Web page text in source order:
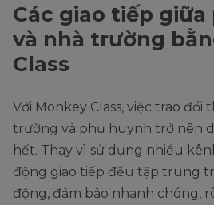
Các giao tiếp
và nhà trường
Class
Với Monkey Class, việc trao đổi
trường và phụ huynh trở nên
hết. Thay vì sử dụng nhiều
động giao tiếp đều tập trung
động, đảm bảo nhanh chóng,